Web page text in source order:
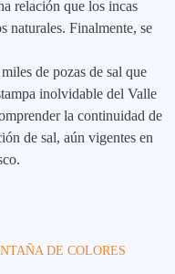
relación que los incas
naturales. Finalmente, se
de pozas de sal que
inolvidable del Valle
la continuidad de
de sal, aún vigentes en
DE COLORES